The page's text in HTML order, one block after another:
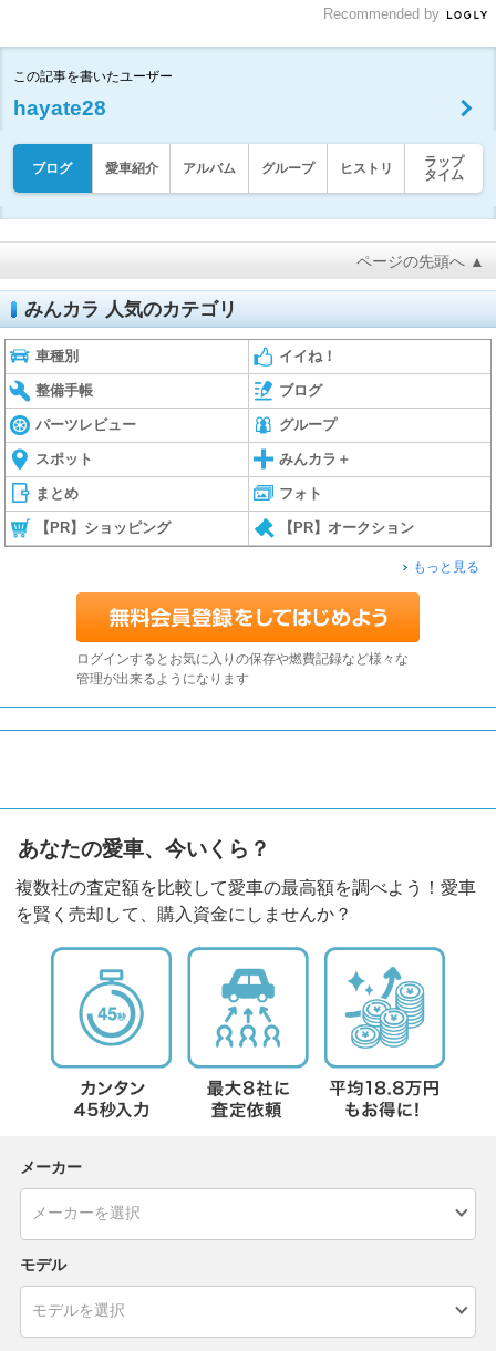
Recommended by
この記事を書いたユーザー
hayate28
ブログ 愛車紹介 アルバム グループ ヒストリ
ラップ
タイム
ページの先頭へ ▲
みんカラ 人気のカテゴリ
車種別 イイね！
整備手帳 ブログ
パーツレビュー グループ
スポット みんカラ＋
まとめ フォト
【PR】ショッピング 【PR】オークション
もっと見る
ログインするとお気に入りの保存や燃費記録など様々な
管理が出来るようになります
あなたの愛車、今いくら？
複数社の査定額を比較して愛車の最高額を調べよう！愛車
を賢く売却して、購入資金にしませんか？
メーカー
モデル